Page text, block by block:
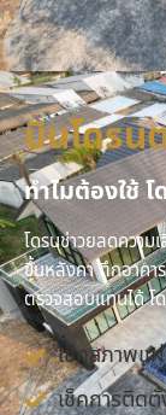
บินโดรน
ทำไมต้องใช้
โดรนช่าวยลดควา
ขึ้นหลังคา ตึกอาคา
ตรวจสอบแทนได้ โ
เช็คสภาพแ
เช็คการติด